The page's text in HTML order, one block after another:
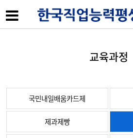
교육과정
국민내일배움카드제
제과제빵